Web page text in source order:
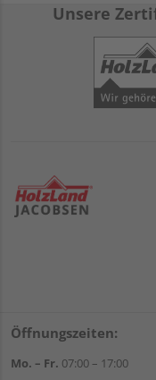
Unsere
Öffnungszeiten:
Mo. – Fr. 07:00 – 17:00